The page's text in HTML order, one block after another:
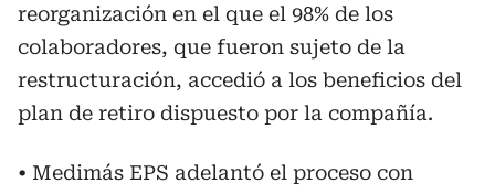
reorganización en el que el 98% de los
colaboradores, que fueron sujeto de la
restructuración, accedió a los beneficios del
plan de retiro dispuesto por la compañía.
• Medimás EPS adelantó el proceso con